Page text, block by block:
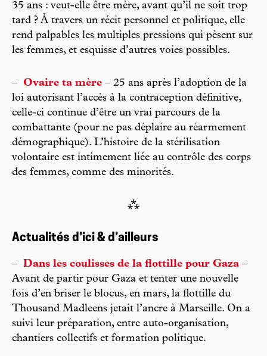
35 ans : veut-elle être mère, avant qu’il ne soit trop
tard ? À travers un récit personnel et politique, elle
rend palpables les multiples pressions qui pèsent sur
les femmes, et esquisse d’autres voies possibles.
– Ovaire ta mère – 25 ans après l’adoption de la
loi autorisant l’accès à la contraception définitive,
celle-ci continue d’être un vrai parcours de la
combattante (pour ne pas déplaire au réarmement
démographique). L’histoire de la stérilisation
volontaire est intimement liée au contrôle des corps
des femmes, comme des minorités.
⁂
Actualités d’ici & d’ailleurs
– Dans les coulisses de la flottille pour Gaza –
Avant de partir pour Gaza et tenter une nouvelle
fois d’en briser le blocus, en mars, la flottille du
Thousand Madleens jetait l’ancre à Marseille. On a
suivi leur préparation, entre auto-organisation,
chantiers collectifs et formation politique.